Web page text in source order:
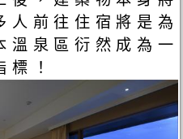
人前往住宿將是為
溫泉區衍然成為一
標！